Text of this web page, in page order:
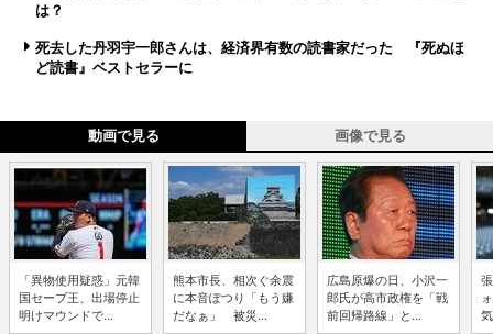
は？
死去した丹羽宇一郎さんは、経済界有数の読書家だった 『死ぬほ
ど読書』ベストセラーに
動画で見る 画像で見る
「異物使用疑惑」元韓
国セーブ王、出場停止
明けマウンドで...
熊本市長、相次ぐ余震
に本音ぽつり「もう嫌
だなぁ」 被災...
広島原爆の日、小沢一
郎氏が高市政権を「戦
前回帰路線」と...